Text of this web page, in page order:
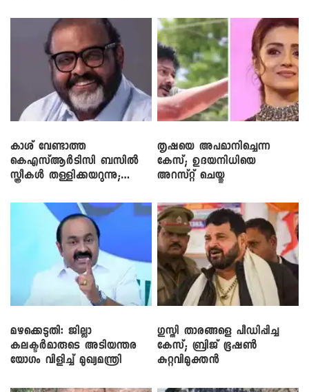
കാശ് വേണ്ടാത്ത
കെഎസ്ആർടിസി ബസിൽ
സ്ത്രീകൾ തള്ളിക്കയറുന്നു;
തൃഷയെ അപമാനിച്ചെന്ന
കേസ്; ഉദയനിധിയെ
അറസ്റ്റ് ചെയ്തു
മഴക്കെടുതി: ജില്ലാ
കലക്ടർമാരുടെ അടിയന്തര
യോഗം വിളിച്ച് മുഖ്യമന്ത്രി
​ഗുസ്തി താരങ്ങളെ പീഡിപ്പിച്ച
കേസ്; ബ്രിജ് ഭൂഷൺ
കുറ്റവിമുക്തൻ